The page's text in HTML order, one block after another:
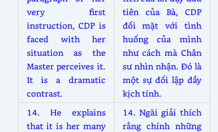
very first
instruction, CDP is
faced with her
situation as the
Master perceives it.
It is a dramatic
contrast.
tiên của Bà, CDP
đối mặt với tình
huống của mình
như cách mà Chân
sư nhìn nhận. Đó là
một sự đối lập đầy
kịch tính.
14. He explains
that it is her many
14. Ngài giải thích
rằng chính những